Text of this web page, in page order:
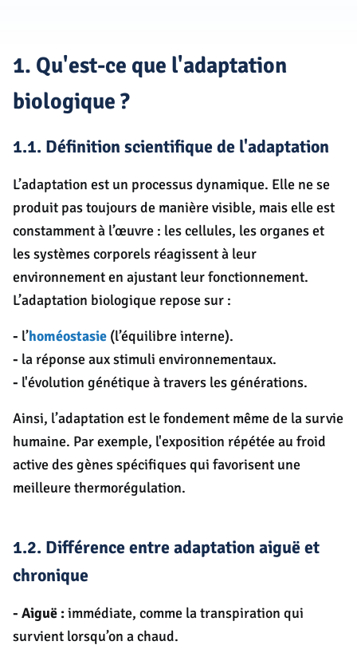
1. Qu'est-ce que l'adaptation
biologique ?
1.1. Définition scientifique de l'adaptation
L’adaptation est un processus dynamique. Elle ne se
produit pas toujours de manière visible, mais elle est
constamment à l’œuvre : les cellules, les organes et
les systèmes corporels réagissent à leur
environnement en ajustant leur fonctionnement.
L’adaptation biologique repose sur :
- l’homéostasie (l’équilibre interne).
- la réponse aux stimuli environnementaux.
- l'évolution génétique à travers les générations.
Ainsi, l’adaptation est le fondement même de la survie
humaine. Par exemple, l'exposition répétée au froid
active des gènes spécifiques qui favorisent une
meilleure thermorégulation.
1.2. Différence entre adaptation aiguë et
chronique
- Aiguë :immédiate, comme la transpiration qui
survient lorsqu’on a chaud.